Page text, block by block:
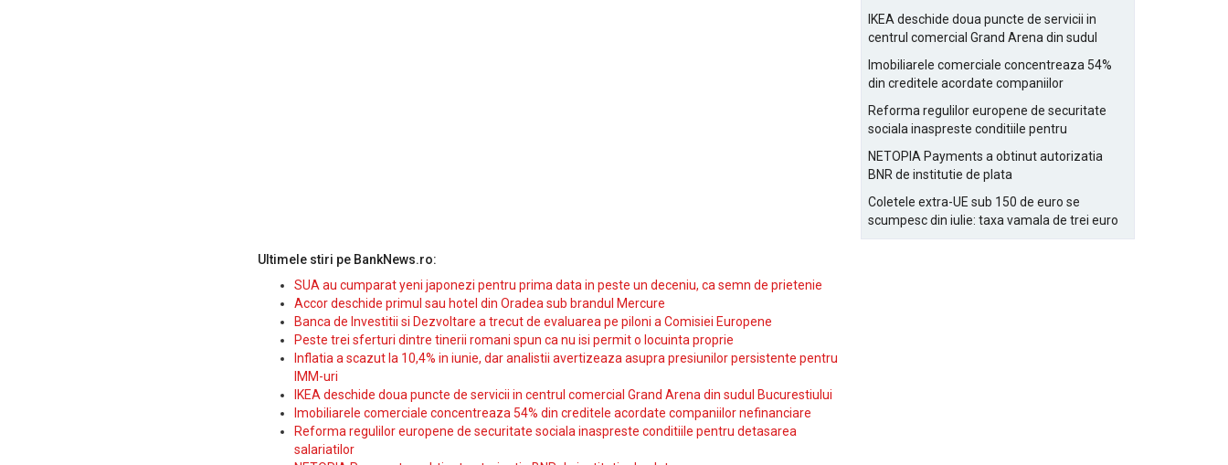
Ultimele stiri pe BankNews.ro:
SUA au cumparat yeni japonezi pentru prima data in peste un deceniu, ca semn de prietenie
Accor deschide primul sau hotel din Oradea sub brandul Mercure
Banca de Investitii si Dezvoltare a trecut de evaluarea pe piloni a Comisiei Europene
Peste trei sferturi dintre tinerii romani spun ca nu isi permit o locuinta proprie
Inflatia a scazut la 10,4% in iunie, dar analistii avertizeaza asupra presiunilor persistente pentru
IMM-uri
IKEA deschide doua puncte de servicii in centrul comercial Grand Arena din sudul Bucurestiului
Imobiliarele comerciale concentreaza 54% din creditele acordate companiilor nefinanciare
Reforma regulilor europene de securitate sociala inaspreste conditiile pentru detasarea
salariatilor
IKEA deschide doua puncte de servicii in
centrul comercial Grand Arena din sudul
Imobiliarele comerciale concentreaza 54%
din creditele acordate companiilor
Reforma regulilor europene de securitate
sociala inaspreste conditiile pentru
NETOPIA Payments a obtinut autorizatia
BNR de institutie de plata
Coletele extra-UE sub 150 de euro se
scumpesc din iulie: taxa vamala de trei euro
pe articol, adaugata la taxa logistica